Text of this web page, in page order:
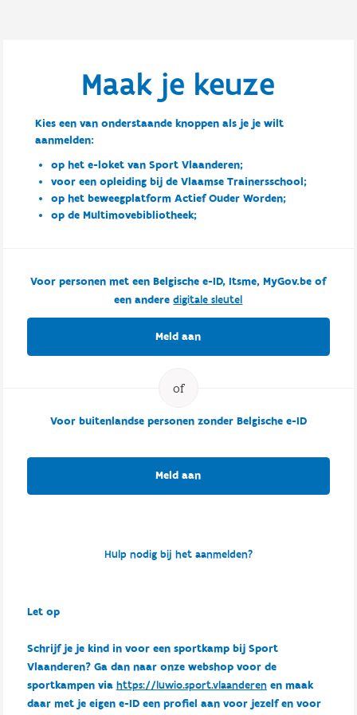
Maak je keuze
Kies een van onderstaande knoppen als je je wilt
aanmelden:
op het e-loket van Sport Vlaanderen;
voor een opleiding bij de Vlaamse Trainersschool;
op het beweegplatform Actief Ouder Worden;
op de Multimovebibliotheek;
Voor personen met een Belgische e-ID, Itsme, MyGov.be of
een anderedigitale sleutel
Meld aan
Voor buitenlandse personen zonder Belgische e-ID
Meld aan
Hulp nodig bij het aanmelden?
Let op
Schrijf je je kind in voor een sportkamp bij Sport
Vlaanderen? Ga dan naar onze webshop voor de
sportkampen via https://luwio.sport.vlaanderenen maak
daar met je eigen e-ID een profiel aan voor jezelf en voor